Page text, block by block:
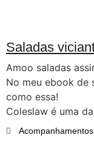
Saladas
Amoo saladas
No meu ebook de
como essa!
Coleslaw é uma
Acompanhamentos